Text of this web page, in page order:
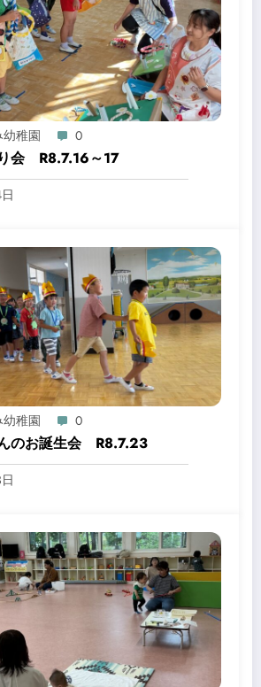
稚園 0
会 R8.7.16～17
稚園 0
のお誕生会 R8.7.23